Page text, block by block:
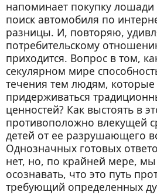
напоминает покупку
поиск автомобиля по
разницы. И, повторяю,
потребительскому
приходится. Вопрос в том,
секулярном мире
течения тем людям,
придерживаться
ценностей? Как выстоять в
противоположно влекущей
детей от ее разрушающего
Однозначных готовых
нет, но, по крайней мере,
осознавать, что это путь
требующий определенных